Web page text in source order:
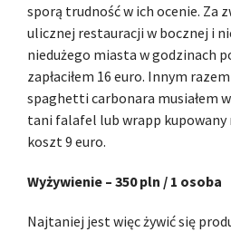
sporą trudność w ich ocenie. Za
ulicznej restauracji w bocznej i
niedużego miasta w godzinach
zapłaciłem 16 euro. Innym
spaghetti carbonara musiałem
tani falafel lub wrapp kupowany
koszt 9 euro.
Wyżywienie – 350 pln / 1 osoba
Najtaniej jest więc żywić się